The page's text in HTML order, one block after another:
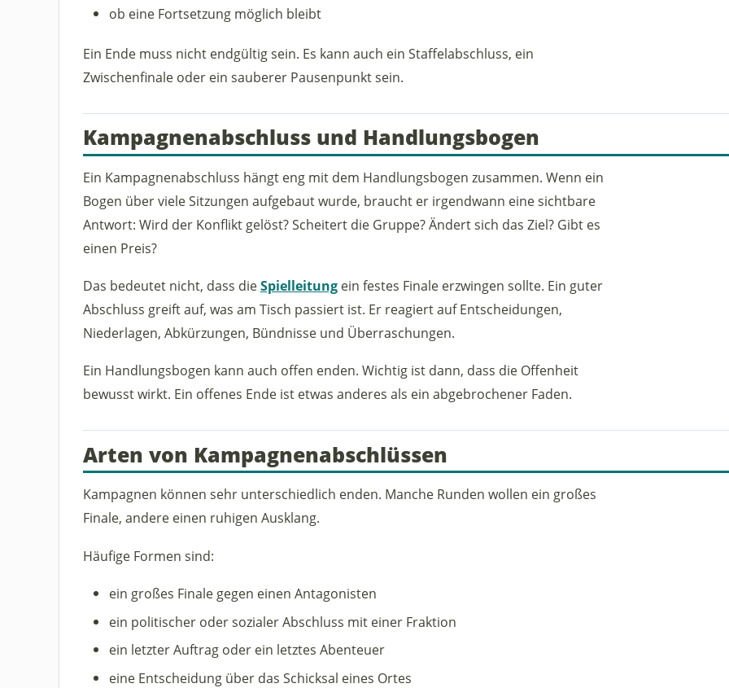
ob eine Fortsetzung möglich bleibt
Ein Ende muss nicht endgültig sein. Es kann auch ein Staffelabschluss, ein
Zwischenfinale oder ein sauberer Pausenpunkt sein.
Kampagnenabschluss und Handlungsbogen
Ein Kampagnenabschluss hängt eng mit dem Handlungsbogen zusammen. Wenn ein
Bogen über viele Sitzungen aufgebaut wurde, braucht er irgendwann eine sichtbare
Antwort: Wird der Konflikt gelöst? Scheitert die Gruppe? Ändert sich das Ziel? Gibt es
einen Preis?
Das bedeutet nicht, dass dieSpielleitungein festes Finale erzwingen sollte. Ein guter
Abschluss greift auf, was am Tisch passiert ist. Er reagiert auf Entscheidungen,
Niederlagen, Abkürzungen, Bündnisse und Überraschungen.
Ein Handlungsbogen kann auch offen enden. Wichtig ist dann, dass die Offenheit
bewusst wirkt. Ein offenes Ende ist etwas anderes als ein abgebrochener Faden.
Arten von Kampagnenabschlüssen
Kampagnen können sehr unterschiedlich enden. Manche Runden wollen ein großes
Finale, andere einen ruhigen Ausklang.
Häufige Formen sind:
ein großes Finale gegen einen Antagonisten
ein politischer oder sozialer Abschluss mit einer Fraktion
ein letzter Auftrag oder ein letztes Abenteuer
eine Entscheidung über das Schicksal eines Ortes